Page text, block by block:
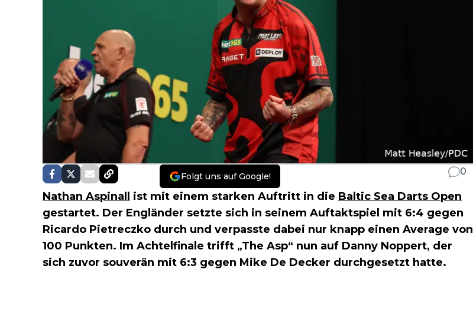
Folgt uns auf Google! 0
Nathan Aspinall ist mit einem starken Auftritt in die Baltic Sea Darts Open
gestartet. Der Engländer setzte sich in seinem Auftaktspiel mit 6:4 gegen
Ricardo Pietreczko durch und verpasste dabei nur knapp einen Average von
100 Punkten. Im Achtelfinale trifft „The Asp“ nun auf Danny Noppert, der
sich zuvor souverän mit 6:3 gegen Mike De Decker durchgesetzt hatte.